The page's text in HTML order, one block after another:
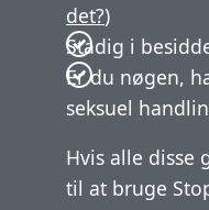
det?)
Stadig i
Er du nøgen,
seksuel
Hvis alle
til at bruge